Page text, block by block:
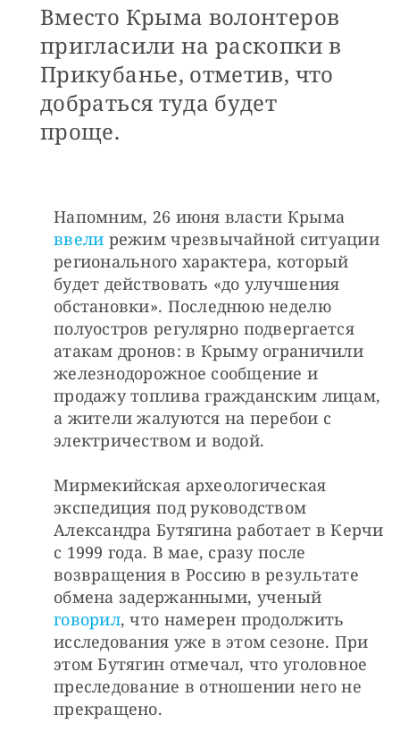
Вместо Крыма волонтеров
пригласили на раскопки в
Прикубанье, отметив, что
добраться туда будет
проще.
ввели режим чрезвычайной ситуации
регионального характера, который
будет действовать «до улучшения
обстановки». Последнюю неделю
полуостров регулярно подвергается
атакам дронов: в Крыму ограничили
железнодорожное сообщение и
продажу топлива гражданским лицам,
а жители жалуются на перебои с
электричеством и водой.
Мирмекийская археологическая
экспедиция под руководством
Александра Бутягина работает в Керчи
с 1999 года. В мае, сразу после
возвращения в Россию в результате
говорил, что намерен продолжить
исследования уже в этом сезоне. При
этом Бутягин отмечал, что уголовное
преследование в отношении него не
прекращено.